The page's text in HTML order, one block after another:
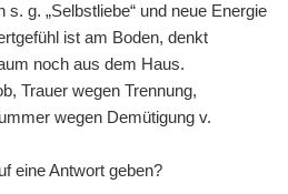
g. „Selbstliebe“ und neue Energie
ist am Boden, denkt
noch aus dem Haus.
Trauer wegen Trennung,
wegen Demütigung v.
eine Antwort geben?